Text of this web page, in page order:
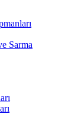
Sarma